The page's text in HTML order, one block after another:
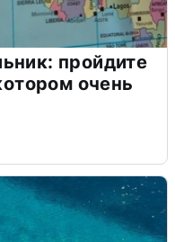
пройдите
очень